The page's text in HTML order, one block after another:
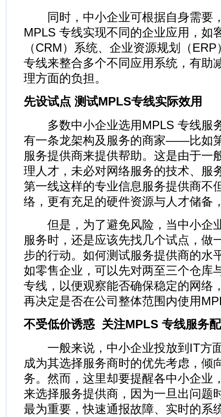
同时，中小企业可根据自身需要
MPLS 专线实现不同的企业应用，如
（CRM）系统、企业资源规划（
专线来整合多个不同应用系统，有助
理方面的负担。
先设试点 测试MPLS专线实际效用
多数中小企业选用MPLS 专线服
有一条龙架构及服务的商家——比如
服务提供商来提供帮助。这是由于一
理人才，未必对网络服务的技术、服
第一线这样的专业信息服务提供商不
络，更有充足的硬件资源与人才储备
但是，为了避免风险，当中小企
服务时，还是应该先找几个试点，做
步的行动。如何测试服务提供商的水
如零售企业，可以先对两至三个仓库
专线，以便观察能否确保稳定的网络
再决定是否在公司整体范围内使用
不受低价诱惑 关注MPLS 专线服务
一般来说，中小企业投放到IT方
成为其选择服务商时的优先考虑，倾
务。然而，这里却要提醒各中小企业
来选择服务提供商，因为一旦出问题
最为重要，快速通报故障、实时的系